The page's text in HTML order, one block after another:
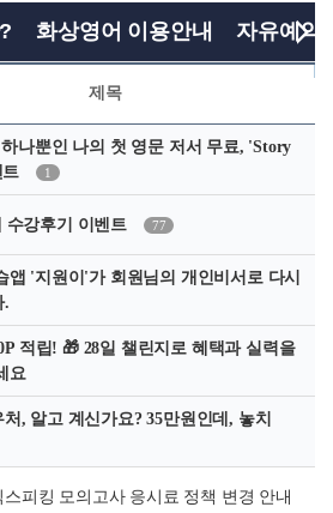
화상영어 이용안내 자유예약
제목
나뿐인 나의 첫 영문 저서 무료, 'Story
1
수강후기 이벤트 77
앱 '지원이'가 회원님의 개인비서로 다시
.
적립! 🎁 28일 챌린지로 혜택과 실력을
요
, 알고 계신가요? 35만원인데, 놓치
스피킹 모의고사 응시료 정책 변경 안내